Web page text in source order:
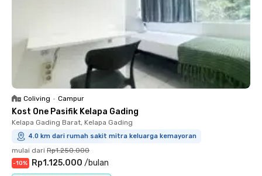
Coliving • Campur
Kost One Pasifik Kelapa Gading
Kelapa Gading Barat, Kelapa Gading
4.0 km dari rumah sakit mitra keluarga kemayoran
mulai dari Rp1.250.000
-10% Rp1.125.000 /bulan